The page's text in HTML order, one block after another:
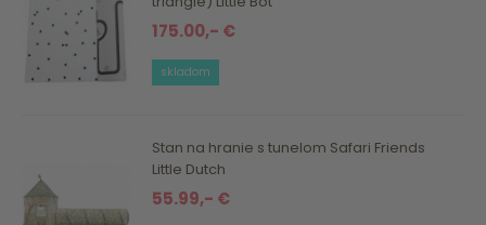
175.00,- €
skladom
Stan na hranie s tunelom Safari Friends
Little Dutch
55.99,- €